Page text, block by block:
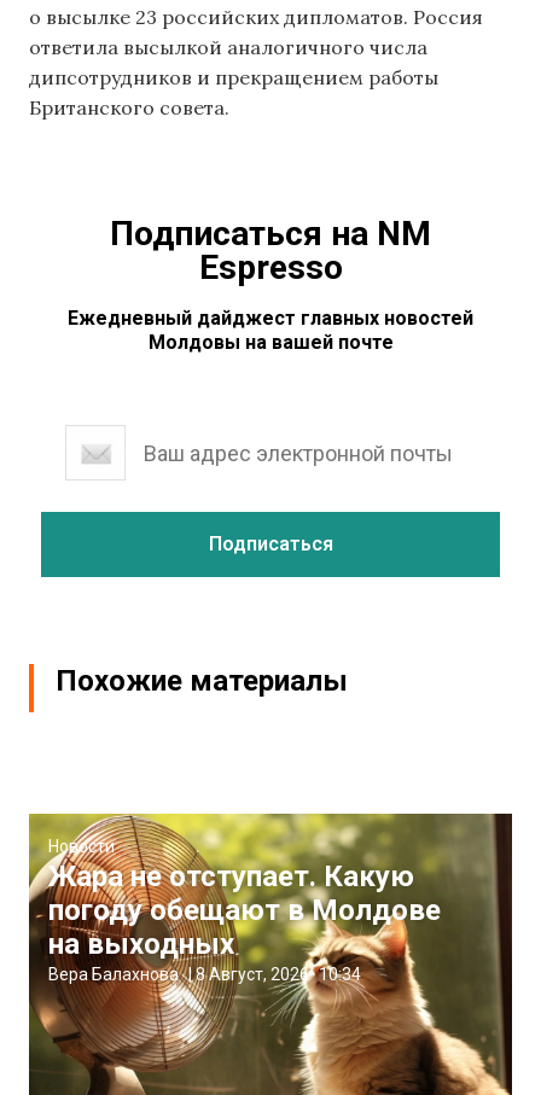
о высылке 23 российских дипломатов. Россия
ответила высылкой аналогичного числа
дипсотрудников и прекращением работы
Британского совета.
Подписаться на NM
Espresso
Ежедневный дайджест главных новостей
Молдовы на вашей почте
Похожие материалы
Новости
Жара не отступает. Какую
погоду обещают в Молдове
на выходных
Вера Балахнова |8 Август, 2026 10:34